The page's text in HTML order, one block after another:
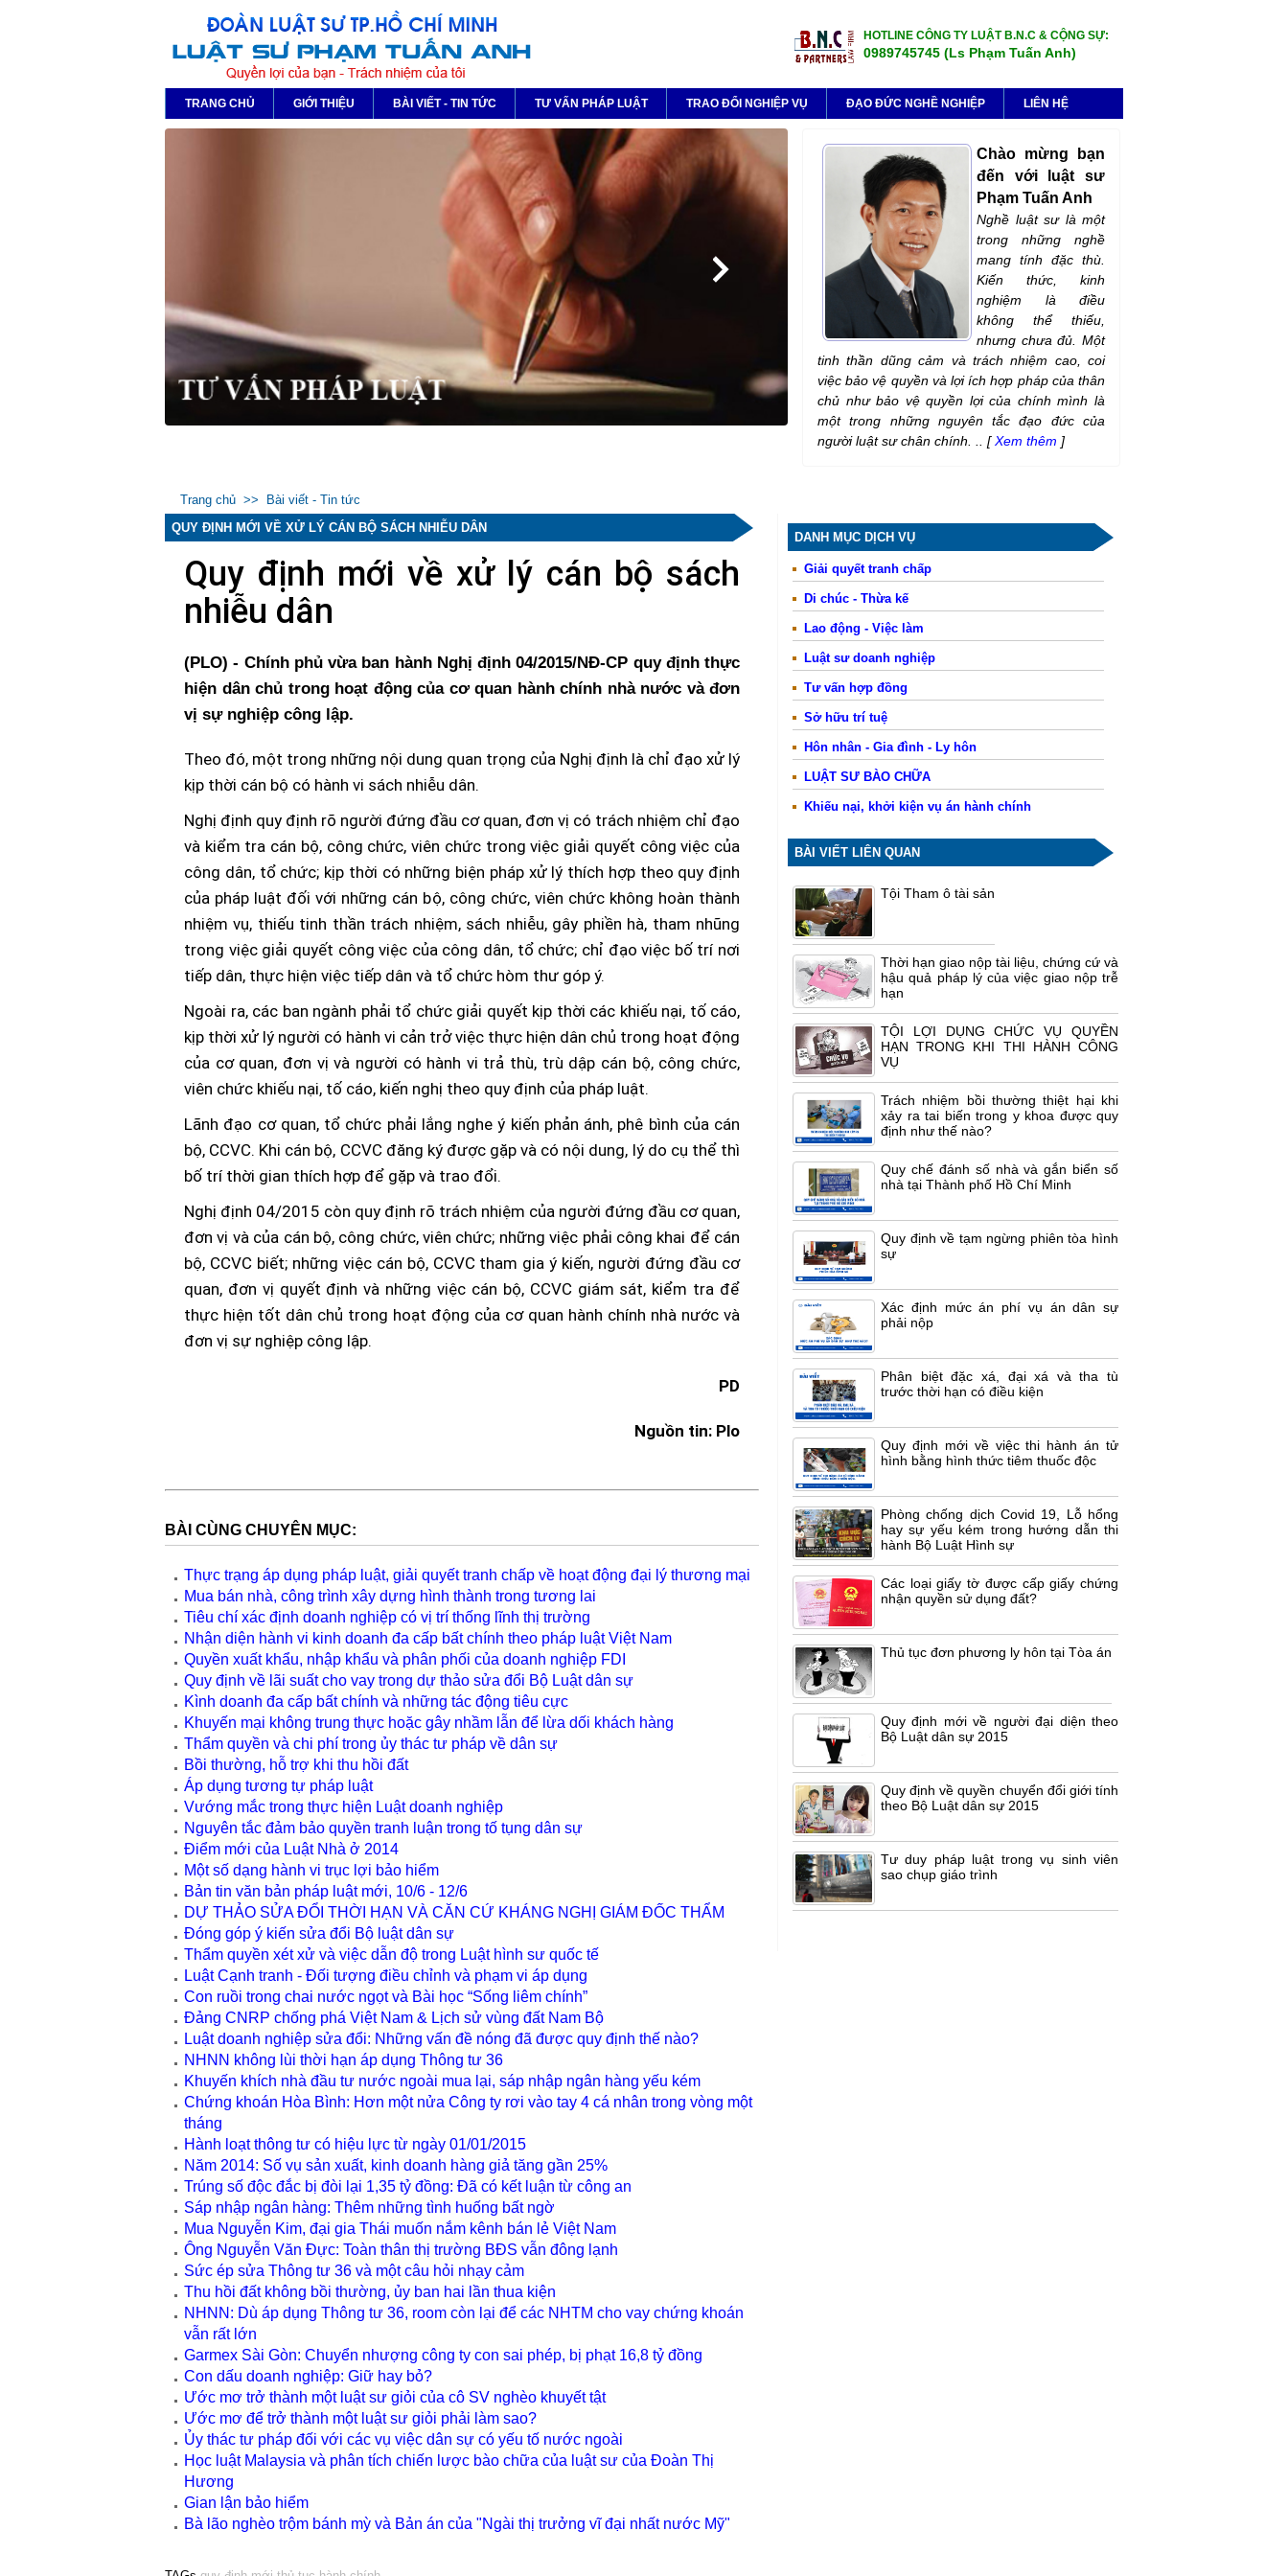
HOTLINE CÔNG TY LUẬT B.N.C & CỘNG SỰ:
0989745745 (Ls Phạm Tuấn Anh)
TRANG CHỦ GIỚI THIỆU BÀI VIẾT - TIN TỨC TƯ VẤN PHÁP LUẬT TRAO ĐỔI NGHIỆP VỤ ĐẠO ĐỨC NGHỀ NGHIỆP LIÊN HỆ
Chào mừng bạn
đến với luật sư
Phạm Tuấn Anh
Nghề luật sư là một
trong những nghề
mang tính đặc thù.
Kiến thức, kinh
nghiệm là điều
không thể thiếu,
nhưng chưa đủ. Một
tinh thần dũng cảm và trách nhiệm cao, coi
việc bảo vệ quyền và lợi ích hợp pháp của thân
chủ như bảo vệ quyền lợi của chính mình là
một trong những nguyên tắc đạo đức của
người luật sư chân chính. .. [Xem thêm ]
Trang chủ >> Bài viết - Tin tức
DANH MỤC DỊCH VỤ
Giải quyết tranh chấp
Di chúc - Thừa kế
Lao động - Việc làm
Luật sư doanh nghiệp
Tư vấn hợp đồng
Sở hữu trí tuệ
Hôn nhân - Gia đình - Ly hôn
LUẬT SƯ BÀO CHỮA
Khiếu nại, khởi kiện vụ án hành chính
BÀI VIẾT LIÊN QUAN
Tội Tham ô tài sản
Thời hạn giao nộp tài liệu, chứng cứ và
hậu quả pháp lý của việc giao nộp trễ
hạn
TỘI LỢI DỤNG CHỨC VỤ QUYỀN
HẠN TRONG KHI THI HÀNH CÔNG
VỤ
Trách nhiệm bồi thường thiệt hại khi
xảy ra tai biến trong y khoa được quy
định như thế nào?
Quy chế đánh số nhà và gắn biển số
nhà tại Thành phố Hồ Chí Minh
Quy định về tạm ngừng phiên tòa hình
sự
Xác định mức án phí vụ án dân sự
phải nộp
Phân biệt đặc xá, đại xá và tha tù
trước thời hạn có điều kiện
Quy định mới về việc thi hành án tử
hình bằng hình thức tiêm thuốc độc
Phòng chống dịch Covid 19, Lỗ hổng
hay sự yếu kém trong hướng dẫn thi
hành Bộ Luật Hình sự
Các loại giấy tờ được cấp giấy chứng
nhận quyền sử dụng đất?
Thủ tục đơn phương ly hôn tại Tòa án
Quy định mới về người đại diện theo
Bộ Luật dân sự 2015
Quy định về quyền chuyển đổi giới tính
theo Bộ Luật dân sự 2015
Tư duy pháp luật trong vụ sinh viên
sao chụp giáo trình
QUY ĐỊNH MỚI VỀ XỬ LÝ CÁN BỘ SÁCH NHIỄU DÂN
Quy định mới về xử lý cán bộ sách
nhiễu dân
(PLO) - Chính phủ vừa ban hành Nghị định 04/2015/NĐ-CP quy định thực
hiện dân chủ trong hoạt động của cơ quan hành chính nhà nước và đơn
vị sự nghiệp công lập.
Theo đó, một trong những nội dung quan trọng của Nghị định là chỉ đạo xử lý
kịp thời cán bộ có hành vi sách nhiễu dân.
Nghị định quy định rõ người đứng đầu cơ quan, đơn vị có trách nhiệm chỉ đạo
và kiểm tra cán bộ, công chức, viên chức trong việc giải quyết công việc của
công dân, tổ chức; kịp thời có những biện pháp xử lý thích hợp theo quy định
của pháp luật đối với những cán bộ, công chức, viên chức không hoàn thành
nhiệm vụ, thiếu tinh thần trách nhiệm, sách nhiễu, gây phiền hà, tham nhũng
trong việc giải quyết công việc của công dân, tổ chức; chỉ đạo việc bố trí nơi
tiếp dân, thực hiện việc tiếp dân và tổ chức hòm thư góp ý.
Ngoài ra, các ban ngành phải tổ chức giải quyết kịp thời các khiếu nại, tố cáo,
kịp thời xử lý người có hành vi cản trở việc thực hiện dân chủ trong hoạt động
của cơ quan, đơn vị và người có hành vi trả thù, trù dập cán bộ, công chức,
viên chức khiếu nại, tố cáo, kiến nghị theo quy định của pháp luật.
Lãnh đạo cơ quan, tổ chức phải lắng nghe ý kiến phản ánh, phê bình của cán
bộ, CCVC. Khi cán bộ, CCVC đăng ký được gặp và có nội dung, lý do cụ thể thì
bố trí thời gian thích hợp để gặp và trao đổi.
Nghị định 04/2015 còn quy định rõ trách nhiệm của người đứng đầu cơ quan,
đơn vị và của cán bộ, công chức, viên chức; những việc phải công khai để cán
bộ, CCVC biết; những việc cán bộ, CCVC tham gia ý kiến, người đứng đầu cơ
quan, đơn vị quyết định và những việc cán bộ, CCVC giám sát, kiểm tra để
thực hiện tốt dân chủ trong hoạt động của cơ quan hành chính nhà nước và
đơn vị sự nghiệp công lập.
PD
Nguồn tin: Plo
BÀI CÙNG CHUYÊN MỤC:
Thực trạng áp dụng pháp luật, giải quyết tranh chấp về hoạt động đại lý thương mại
Mua bán nhà, công trình xây dựng hình thành trong tương lai
Tiêu chí xác định doanh nghiệp có vị trí thống lĩnh thị trường
Nhận diện hành vi kinh doanh đa cấp bất chính theo pháp luật Việt Nam
Quyền xuất khẩu, nhập khẩu và phân phối của doanh nghiệp FDI
Quy định về lãi suất cho vay trong dự thảo sửa đổi Bộ Luật dân sự
Kình doanh đa cấp bất chính và những tác động tiêu cực
Khuyến mại không trung thực hoặc gây nhầm lẫn để lừa dối khách hàng
Thẩm quyền và chi phí trong ủy thác tư pháp về dân sự
Bồi thường, hỗ trợ khi thu hồi đất
Áp dụng tương tự pháp luật
Vướng mắc trong thực hiện Luật doanh nghiệp
Nguyên tắc đảm bảo quyền tranh luận trong tố tụng dân sự
Điểm mới của Luật Nhà ở 2014
Một số dạng hành vi trục lợi bảo hiểm
Bản tin văn bản pháp luật mới, 10/6 - 12/6
DỰ THẢO SỬA ĐỔI THỜI HẠN VÀ CĂN CỨ KHÁNG NGHỊ GIÁM ĐỐC THẨM
Đóng góp ý kiến sửa đổi Bộ luật dân sự
Thẩm quyền xét xử và việc dẫn độ trong Luật hình sư quốc tế
Luật Cạnh tranh - Đối tượng điều chỉnh và phạm vi áp dụng
Con ruồi trong chai nước ngọt và Bài học “Sống liêm chính”
Đảng CNRP chống phá Việt Nam & Lịch sử vùng đất Nam Bộ
Luật doanh nghiệp sửa đổi: Những vấn đề nóng đã được quy định thế nào?
NHNN không lùi thời hạn áp dụng Thông tư 36
Khuyến khích nhà đầu tư nước ngoài mua lại, sáp nhập ngân hàng yếu kém
Chứng khoán Hòa Bình: Hơn một nửa Công ty rơi vào tay 4 cá nhân trong vòng một
tháng
Hành loạt thông tư có hiệu lực từ ngày 01/01/2015
Năm 2014: Số vụ sản xuất, kinh doanh hàng giả tăng gần 25%
Trúng số độc đắc bị đòi lại 1,35 tỷ đồng: Đã có kết luận từ công an
Sáp nhập ngân hàng: Thêm những tình huống bất ngờ
Mua Nguyễn Kim, đại gia Thái muốn nắm kênh bán lẻ Việt Nam
Ông Nguyễn Văn Đực: Toàn thân thị trường BĐS vẫn đông lạnh
Sức ép sửa Thông tư 36 và một câu hỏi nhạy cảm
Thu hồi đất không bồi thường, ủy ban hai lần thua kiện
NHNN: Dù áp dụng Thông tư 36, room còn lại để các NHTM cho vay chứng khoán
vẫn rất lớn
Garmex Sài Gòn: Chuyển nhượng công ty con sai phép, bị phạt 16,8 tỷ đồng
Con dấu doanh nghiệp: Giữ hay bỏ?
Ước mơ trở thành một luật sư giỏi của cô SV nghèo khuyết tật
Ước mơ để trở thành một luật sư giỏi phải làm sao?
Ủy thác tư pháp đối với các vụ việc dân sự có yếu tố nước ngoài
Học luật Malaysia và phân tích chiến lược bào chữa của luật sư của Đoàn Thị
Hương
Gian lận bảo hiểm
Bà lão nghèo trộm bánh mỳ và Bản án của "Ngài thị trưởng vĩ đại nhất nước Mỹ"